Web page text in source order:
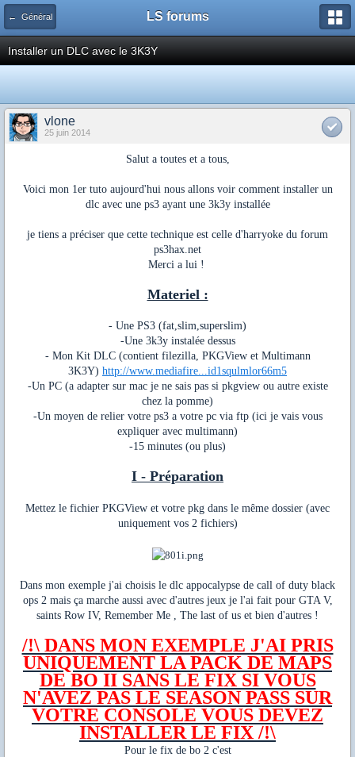
← Général LS forums
Installer un DLC avec le 3K3Y
vlone
25 juin 2014
Salut a toutes et a tous,
Voici mon 1er tuto aujourd'hui nous allons voir comment installer un
dlc avec une ps3 ayant une 3k3y installée
je tiens a préciser que cette technique est celle d'harryoke du forum
ps3hax.net
Merci a lui !
Materiel :
- Une PS3 (fat,slim,superslim)
-Une 3k3y instalée dessus
- Mon Kit DLC (contient filezilla, PKGView et Multimann
3K3Y) http://www.mediafire...id1squlmlor66m5
-Un PC (a adapter sur mac je ne sais pas si pkgview ou autre existe
chez la pomme)
-Un moyen de relier votre ps3 a votre pc via ftp (ici je vais vous
expliquer avec multimann)
-15 minutes (ou plus)
I - Préparation
Mettez le fichier PKGView et votre pkg dans le même dossier (avec
uniquement vos 2 fichiers)
Dans mon exemple j'ai choisis le dlc appocalypse de call of duty black
ops 2 mais ça marche aussi avec d'autres jeux je l'ai fait pour GTA V,
saints Row IV, Remember Me , The last of us et bien d'autres !
/!\ DANS MON EXEMPLE J'AI PRIS
UNIQUEMENT LA PACK DE MAPS
DE BO II SANS LE FIX SI VOUS
N'AVEZ PAS LE SEASON PASS SUR
VOTRE CONSOLE VOUS DEVEZ
INSTALLER LE FIX /!\
Pour le fix de bo 2 c'est